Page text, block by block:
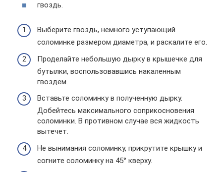
гвоздь.
Выберите гвоздь, немного уступающий
соломинке размером диаметра, и раскалите его.
Проделайте небольшую дырку в крышечке для
бутылки, воспользовавшись накаленным
гвоздем.
Вставьте соломинку в полученную дырку.
Добейтесь максимального соприкосновения
соломинки. В противном случае вся жидкость
вытечет.
Не вынимания соломинку, прикрутите крышку и
согните соломинку на 45° кверху.